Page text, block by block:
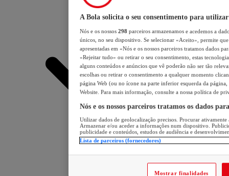
A Bola solicita o seu consentimento para utilizar
Nós e os nossos 298 parceiros armazenamos e acedemos a
únicos, no seu dispositivo. Se selecionar «Aceito», permite
apresentadas em «Nós e os nossos parceiros tratamos dados
«Rejeitar tudo» ou retirar o seu consentimento, estas
alguns conteúdos e anúncios que vê poderão não ser tão
escolhas ou retirar o consentimento a qualquer momento
página Web (ou no ícone na parte inferior esquerda da página,
Website. Para mais informação, consulte a nossa política de
Nós e os nossos parceiros tratamos os dados
Utilizar dados de geolocalização precisos. Procurar
Armazenar e/ou aceder a informações num dispositivo.
publicidade e conteúdos, estudos de audiência e
Lista de parceiros (fornecedores)
Mostrar finalidades